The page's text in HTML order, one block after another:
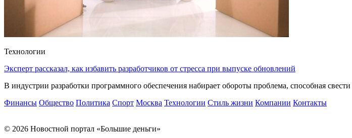
Технологии
Эксперт рассказал, как избавить разработчиков от стресса при выпуске обновлений
В индустрии разработки программного обеспечения набирает обороты проблема, способная
Финансы Общество Политика Спорт Москва Технологии Стиль жизни Компании Контакты
© 2026 Новостной портал «Большие деньги»